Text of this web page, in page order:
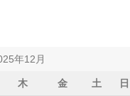
年12月
木 金 土 日